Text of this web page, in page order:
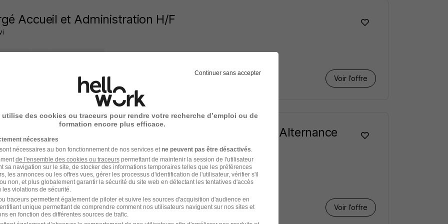
Accueil et Administration H/F
Voir l’offre
Chargé d'Accueil & Gestion Administrative en Alternance
Métiers Network
- 33 Alternance 504,10 - 1 867,02 € / mois 1 an
Voir l’offre
jours
Continuer sans accepter
utilise des cookies ou traceurs pour rendre votre recherche d’emploi ou de
formation encore plus efficace.
nécessaires
nécessaires au bon fonctionnement de nos services et ne peuvent pas être désactivés
de l'ensemble des cookies ou traceurspermettant de maintenir la session de l'utilisateur
sa navigation sur le site, de stocker des informations temporaires telles que les préférences
les annonces ou les offres vues, gérer les processus d'identification de l'utilisateur, vérifier s'il
non, et plus globalement garantir la sécurité du site web en détectant les tentatives d'accès
violations de sécurité.
traceurs permettent également de piloter et suivre les sources d'acquisition d'audience en
unique permettant de comprendre comment nos utilisateurs naviguent sur nos sites et
en fonction des différentes sources de trafic.